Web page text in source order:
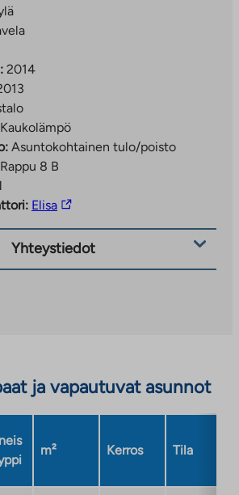
2014
Kaukolämpö
Asuntokohtainen tulo/poisto
8 B
ElisaLinkki
ulkopuoliseen
Yhteystiedot
ja vapautuvat asunnot
m² Kerros Tila